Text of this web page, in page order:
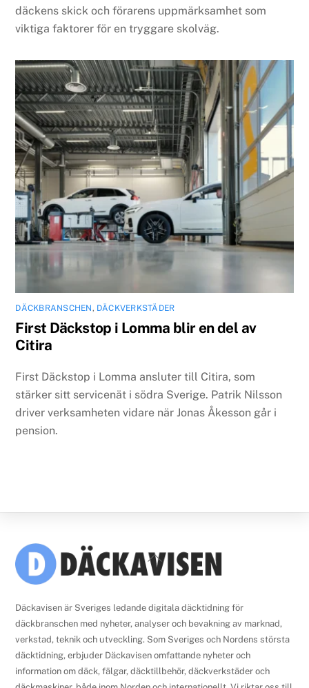
däckens skick och förarens uppmärksamhet som
viktiga faktorer för en tryggare skolväg.
DÄCKBRANSCHEN, DÄCKVERKSTÄDER
First Däckstop i Lomma blir en del av
Citira
First Däckstop i Lomma ansluter till Citira, som
stärker sitt servicenät i södra Sverige. Patrik Nilsson
driver verksamheten vidare när Jonas Åkesson går i
pension.
Back
To
Däckavisen är Sveriges ledande digitala däcktidning för
däckbranschen med nyheter, analyser och bevakning av marknad,
verkstad, teknik och utveckling. Som Sveriges och Nordens största
däcktidning, erbjuder Däckavisen omfattande nyheter och
information om däck, fälgar, däcktillbehör, däckverkstäder och